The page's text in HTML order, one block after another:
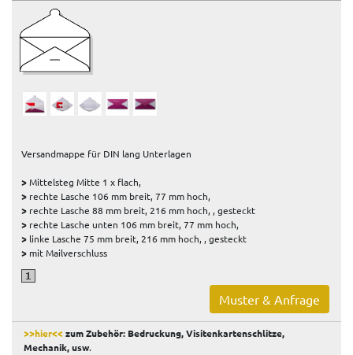
Versandmappe für DIN lang Unterlagen
>Mittelsteg Mitte 1 x flach,
> rechte Lasche 106 mm breit, 77 mm hoch,
> rechte Lasche 88 mm breit, 216 mm hoch, , gesteckt
> rechte Lasche unten 106 mm breit, 77 mm hoch,
> linke Lasche 75 mm breit, 216 mm hoch, , gesteckt
> mit Mailverschluss
Muster & Anfrage
>>hier<<zum Zubehör: Bedruckung, Visitenkartenschlitze,
Mechanik, usw.